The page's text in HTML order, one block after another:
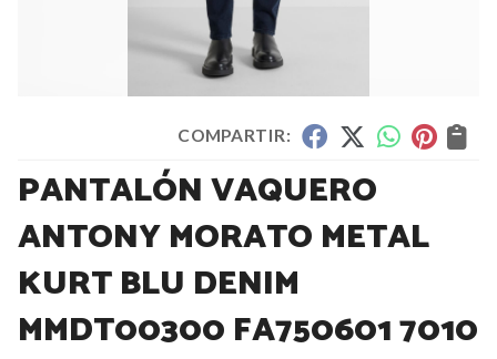
COMPARTIR:
PANTALÓN VAQUERO
ANTONY MORATO METAL
KURT BLU DENIM
MMDT00300 FA750601 7010